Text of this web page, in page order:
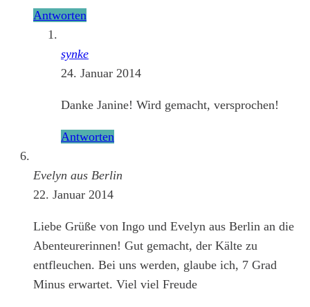
Antworten
synke
24. Januar 2014
Danke Janine! Wird gemacht, versprochen!
Antworten
Evelyn aus Berlin
22. Januar 2014
Liebe Grüße von Ingo und Evelyn aus Berlin an die
Abenteurerinnen! Gut gemacht, der Kälte zu
entfleuchen. Bei uns werden, glaube ich, 7 Grad
Minus erwartet. Viel viel Freude